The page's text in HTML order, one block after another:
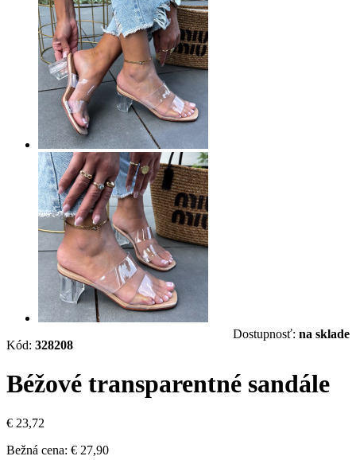
Kód: 328208
Dostupnosť: na sklade
Béžové transparentné sandále
€ 23,72
Bežná cena: € 27,90